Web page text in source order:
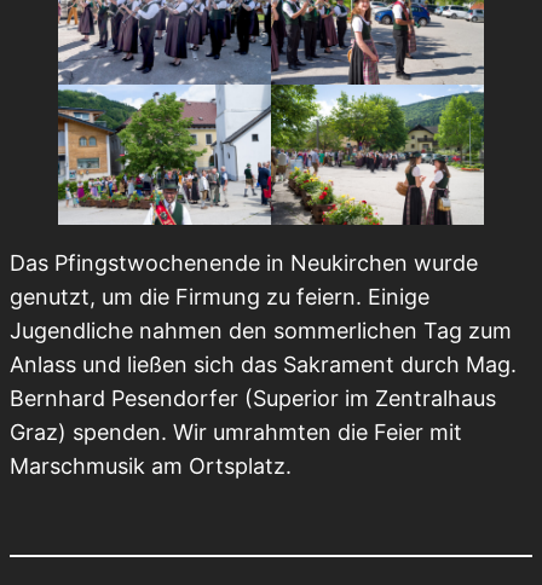
Das Pfingstwochenende in Neukirchen wurde
genutzt, um die Firmung zu feiern. Einige
Jugendliche nahmen den sommerlichen Tag zum
Anlass und ließen sich das Sakrament durch Mag.
Bernhard Pesendorfer (Superior im Zentralhaus
Graz) spenden. Wir umrahmten die Feier mit
Marschmusik am Ortsplatz.